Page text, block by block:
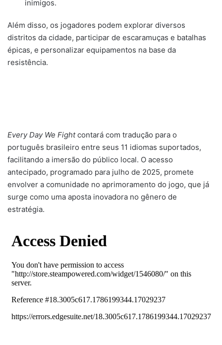
inimigos.
Além disso, os jogadores podem explorar diversos
distritos da cidade, participar de escaramuças e batalhas
épicas, e personalizar equipamentos na base da
resistência.
Every Day We Fightcontará com tradução para o
português brasileiro entre seus 11 idiomas suportados,
facilitando a imersão do público local. O acesso
antecipado, programado para julho de 2025, promete
envolver a comunidade no aprimoramento do jogo, que já
surge como uma aposta inovadora no gênero de
estratégia.